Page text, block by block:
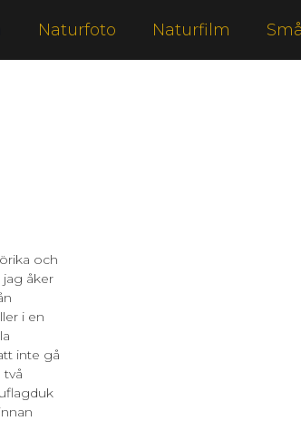
Naturfoto Naturfilm
och
jag åker
i en
inte gå
två